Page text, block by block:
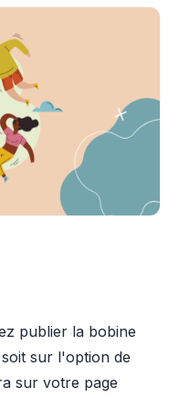
publier la bobine
sur l'option de
sur votre page